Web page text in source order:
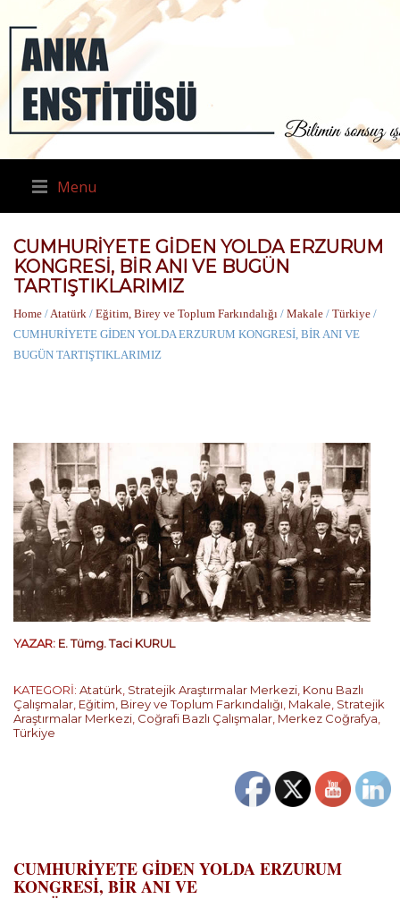
Menu
CUMHURİYETE GİDEN YOLDA ERZURUM
KONGRESİ, BİR ANI VE BUGÜN
TARTIŞTIKLARIMIZ
Home /Atatürk / Eğitim, Birey ve Toplum Farkındalığı / Makale / Türkiye /
CUMHURİYETE GİDEN YOLDA ERZURUM KONGRESİ, BİR ANI VE
BUGÜN TARTIŞTIKLARIMIZ
YAZAR: E. Tümg. Taci KURUL
KATEGORİ: Atatürk Stratejik Araştırmalar Merkezi Konu Bazlı
Çalışmalar Eğitim, Birey ve Toplum Farkındalığı Makale Stratejik
Araştırmalar Merkezi Coğrafi Bazlı Çalışmalar Merkez Coğrafya
Türkiye
CUMHURİYETE GİDEN YOLDA ERZURUM
KONGRESİ, BİR ANI VE